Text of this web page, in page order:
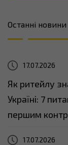
Останні новини
17.07.2026
Як ритейлу
Україні: 7
першим
17.07.2026